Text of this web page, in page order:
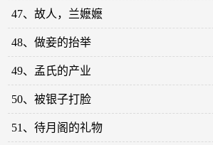
47、故人，兰嬷嬷
48、做妾的抬举
49、孟氏的产业
50、被银子打脸
51、待月阁的礼物